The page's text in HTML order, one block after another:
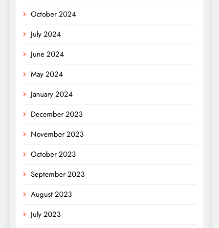
October 2024
July 2024
June 2024
May 2024
January 2024
December 2023
November 2023
October 2023
September 2023
August 2023
July 2023